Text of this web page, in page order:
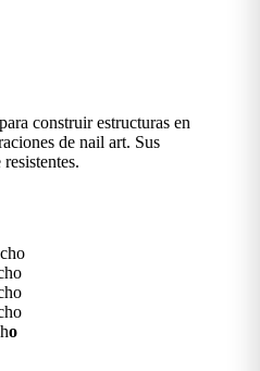
construir estructuras en
de nail art. Sus
o